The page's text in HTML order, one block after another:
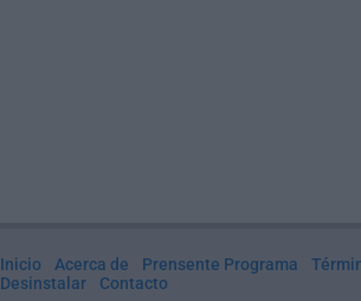
Inicio Acerca de Prensente Programa
Desinstalar
Contacto